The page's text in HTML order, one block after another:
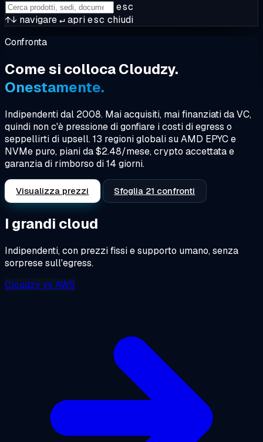
esc
↑↓ navigare↵apriesc chiudi
Confronta
Come si colloca Cloudzy.
Onestamente.
Indipendenti dal 2008. Mai acquisiti, mai finanziati da VC,
quindi non c'è pressione di gonfiare i costi di egress o
seppellirti di upsell. 13 regioni globali su AMD EPYC e
NVMe puro, piani da $2.48/mese, crypto accettata e
garanzia di rimborso di 14 giorni.
Visualizza prezzi Sfoglia 21 confronti
I grandi cloud
Indipendenti, con prezzi fissi e supporto umano, senza
sorprese sull'egress.
Cloudzyvs AWS